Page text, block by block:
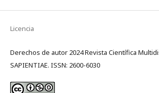
Licencia
Derechos de autor 2024 Revista Científica
SAPIENTIAE. ISSN: 2600-6030